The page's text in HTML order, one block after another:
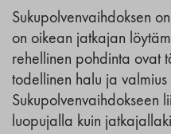
Sukupolvenvaihdoksen
on oikean jatkajan
rehellinen pohdinta ovat
todellinen halu ja
Sukupolvenvaihdokseen
luopujalla kuin